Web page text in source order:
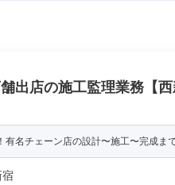
出店の施工監理業務【
有名チェーン店の設計〜施工〜完成ま
宿